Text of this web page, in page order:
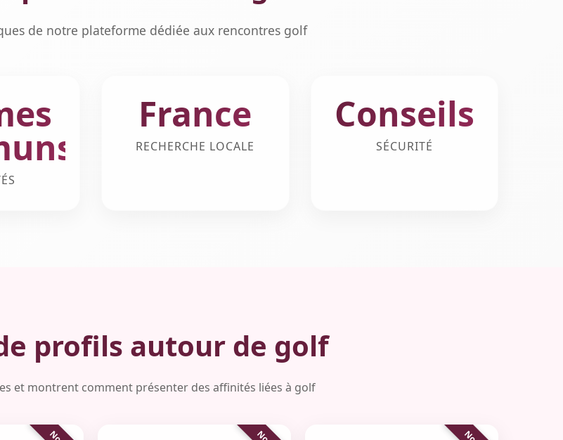
de notre plateforme dédiée aux rencontres golf
France
RECHERCHE LOCALE
Conseils
SÉCURITÉ
profils autour de golf
et montrent comment présenter des affinités liées à golf